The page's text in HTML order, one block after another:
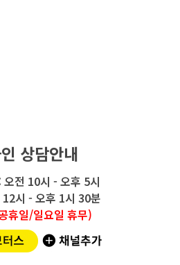
상담안내
오전 10시 - 오후 5시
시 - 오후 1시 30분
휴일/일요일 휴무)